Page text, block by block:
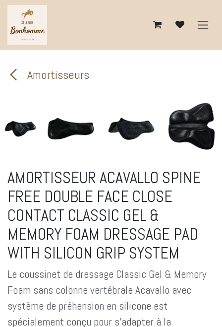
Se rendre au contenu
Amortisseurs
AMORTISSEUR ACAVALLO SPINE
FREE DOUBLE FACE CLOSE
CONTACT CLASSIC GEL &
MEMORY FOAM DRESSAGE PAD
WITH SILICON GRIP SYSTEM
Le coussinet de dressage Classic Gel & Memory
Foam sans colonne vertébrale Acavallo avec
système de préhension en silicone est
spécialement conçu pour s'adapter à la